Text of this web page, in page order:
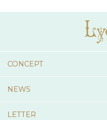
CONCEPT
NEWS
LETTER